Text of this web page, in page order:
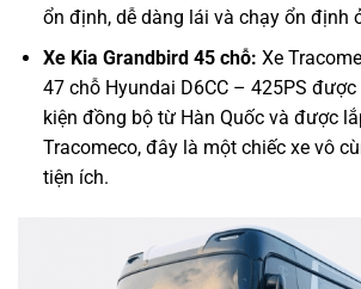
ổn định, dễ dàng lái và chạy ổn định
Xe Kia Grandbird 45 chỗ: Xe
47 chỗ Hyundai D6CC – 425PS
kiện đồng bộ từ Hàn Quốc và được
Tracomeco, đây là một chiếc xe vô
tiện ích.